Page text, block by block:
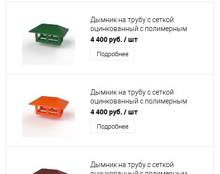
Дымник на трубу с сеткой
оцинкованный с полимерным
покрытием до 1600мм RAL 6029
4 400 руб. / шт
Подробнее
Дымник на трубу с сеткой
оцинкованный с полимерным
покрытием до 1200мм RAL 2004
4 400 руб. / шт
Подробнее
Дымник на трубу с сеткой